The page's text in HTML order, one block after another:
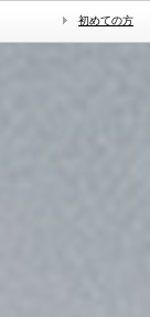
初めての方